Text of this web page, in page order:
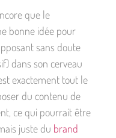
que le
bonne idée pour
sans doute
dans son cerveau
exactement tout le
du contenu de
ce qui pourrait être
juste du brand